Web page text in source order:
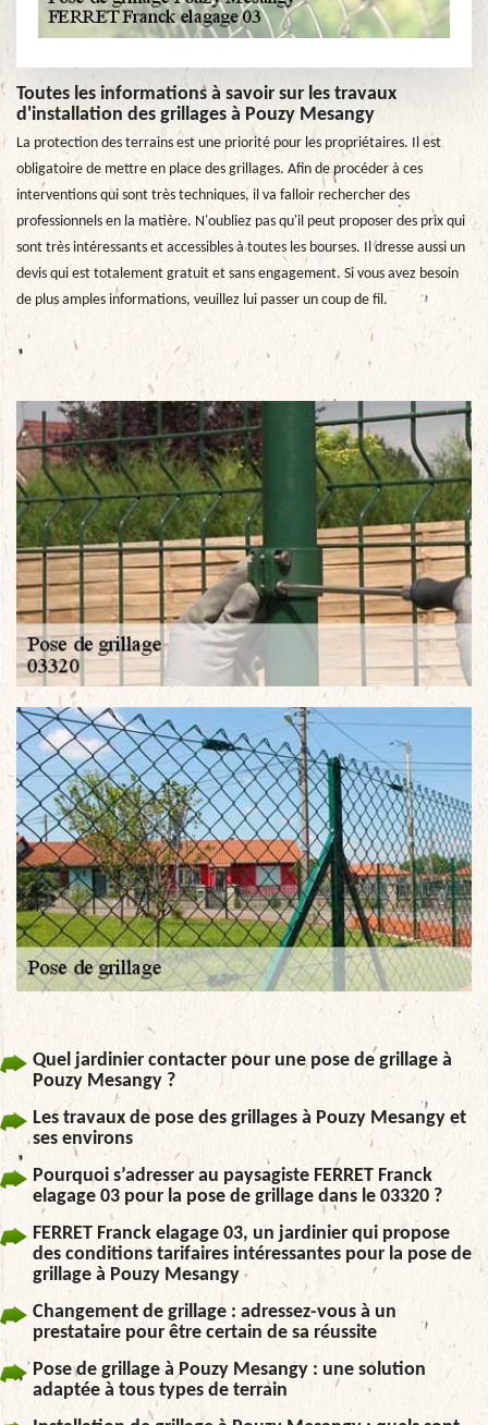
Toutes les informations à savoir sur les travaux
d'installation des grillages à Pouzy Mesangy
La protection des terrains est une priorité pour les propriétaires. Il est
obligatoire de mettre en place des grillages. Afin de procéder à ces
interventions qui sont très techniques, il va falloir rechercher des
professionnels en la matière. N'oubliez pas qu'il peut proposer des prix qui
sont très intéressants et accessibles à toutes les bourses. Il dresse aussi un
devis qui est totalement gratuit et sans engagement. Si vous avez besoin
de plus amples informations, veuillez lui passer un coup de fil.
Quel jardinier contacter pour une pose de grillage à
Pouzy Mesangy ?
Les travaux de pose des grillages à Pouzy Mesangy et
ses environs
Pourquoi s’adresser au paysagiste FERRET Franck
elagage 03 pour la pose de grillage dans le 03320 ?
FERRET Franck elagage 03, un jardinier qui propose
des conditions tarifaires intéressantes pour la pose de
grillage à Pouzy Mesangy
Changement de grillage : adressez-vous à un
prestataire pour être certain de sa réussite
Pose de grillage à Pouzy Mesangy : une solution
adaptée à tous types de terrain